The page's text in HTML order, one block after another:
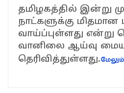
தமிழகத்தில் இன்று
நாட்களுக்கு
வாய்ப்புள்ளது
வானிலை ஆய்வு
தெரிவித்துள்ளது.